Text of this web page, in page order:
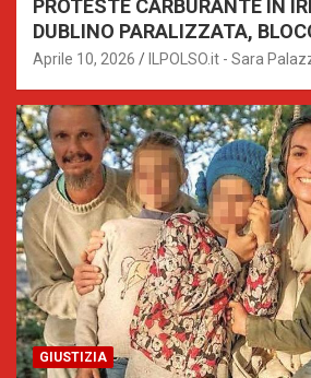
PROTESTE CARBURANTE IN
DUBLINO PARALIZZATA,
PAESE
Aprile 10, 2026 ILPOLSO.it - Sara
GIUSTIZIA